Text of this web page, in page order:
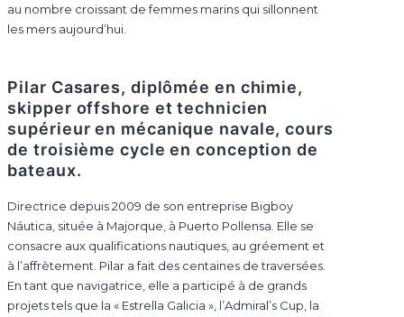
au nombre croissant de femmes marins qui sillonnent
les mers aujourd’hui.
Pilar Casares, diplômée en chimie,
skipper offshore et technicien
supérieur en mécanique navale, cours
de troisième cycle en conception de
bateaux.
Directrice depuis 2009 de son entreprise Bigboy
Náutica, située à Majorque, à Puerto Pollensa. Elle se
consacre aux qualifications nautiques, au gréement et
à l’affrètement. Pilar a fait des centaines de traversées.
En tant que navigatrice, elle a participé à de grands
projets tels que la « Estrella Galicia », l’Admiral’s Cup, la